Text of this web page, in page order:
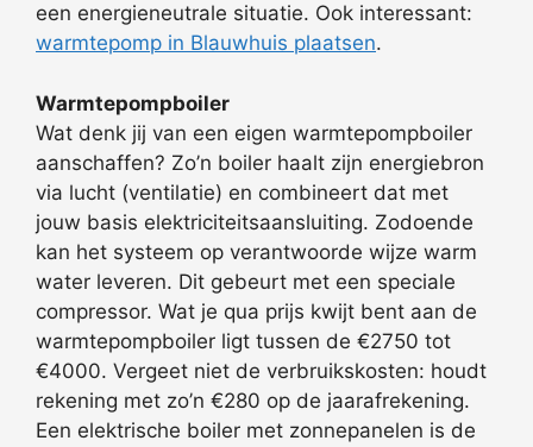
een energieneutrale situatie. Ook interessant:
warmtepomp in Blauwhuis plaatsen.
Warmtepompboiler
Wat denk jij van een eigen warmtepompboiler
aanschaffen? Zo’n boiler haalt zijn energiebron
via lucht (ventilatie) en combineert dat met
jouw basis elektriciteitsaansluiting. Zodoende
kan het systeem op verantwoorde wijze warm
water leveren. Dit gebeurt met een speciale
compressor. Wat je qua prijs kwijt bent aan de
warmtepompboiler ligt tussen de €2750 tot
€4000. Vergeet niet de verbruikskosten: houdt
rekening met zo’n €280 op de jaarafrekening.
Een elektrische boiler met zonnepanelen is de